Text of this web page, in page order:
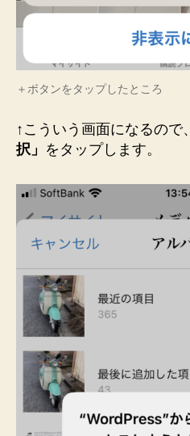
＋ボタンをタップしたところ
↑こういう画面になるので、
択」 をタップします。